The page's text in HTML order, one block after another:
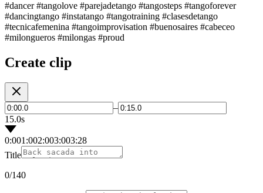
#dancer #tangolove #parejadetango #tangosteps #tangoforever
#dancingtango #instatango #tangotraining #clasesdetango
#tecnicafemenina #tangoimprovisation #buenosaires #cabeceo
#milongueros #milongas #proud
Create clip
–
15.0s
0:001:002:003:003:28
Title
0/140